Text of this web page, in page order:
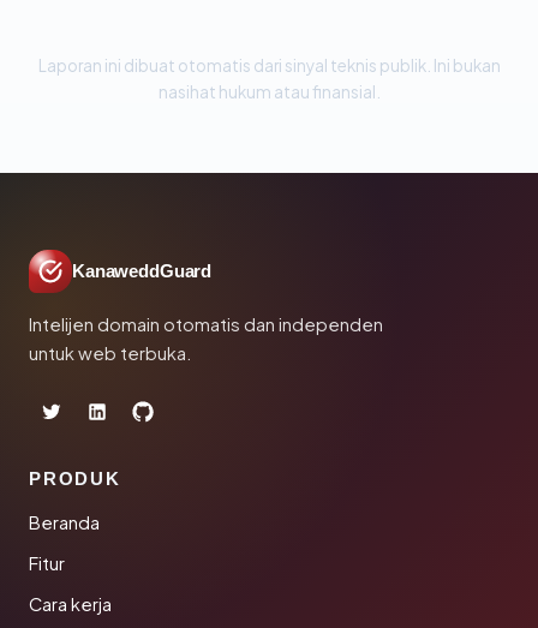
Laporan ini dibuat otomatis dari sinyal teknis publik. Ini bukan
nasihat hukum atau finansial.
KanaweddGuard
Intelijen domain otomatis dan independen
untuk web terbuka.
PRODUK
Beranda
Fitur
Cara kerja